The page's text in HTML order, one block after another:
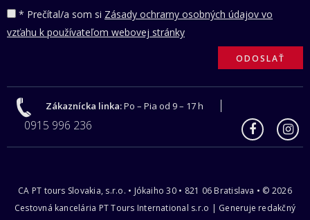
* Prečítal/a som si Zásady ochrarny osobných údajov vo
vzťahu k používateľom webovej stránky
Zákaznícka linka:Po – Pia od 9 – 17 h
0915 996 236
CA PT tours Slovakia, s.r.o. • Jókaiho 30 • 821 06 Bratislava • © 2026
Cestovná kancelária PT Tours International s.r.o | Generuje redakčný